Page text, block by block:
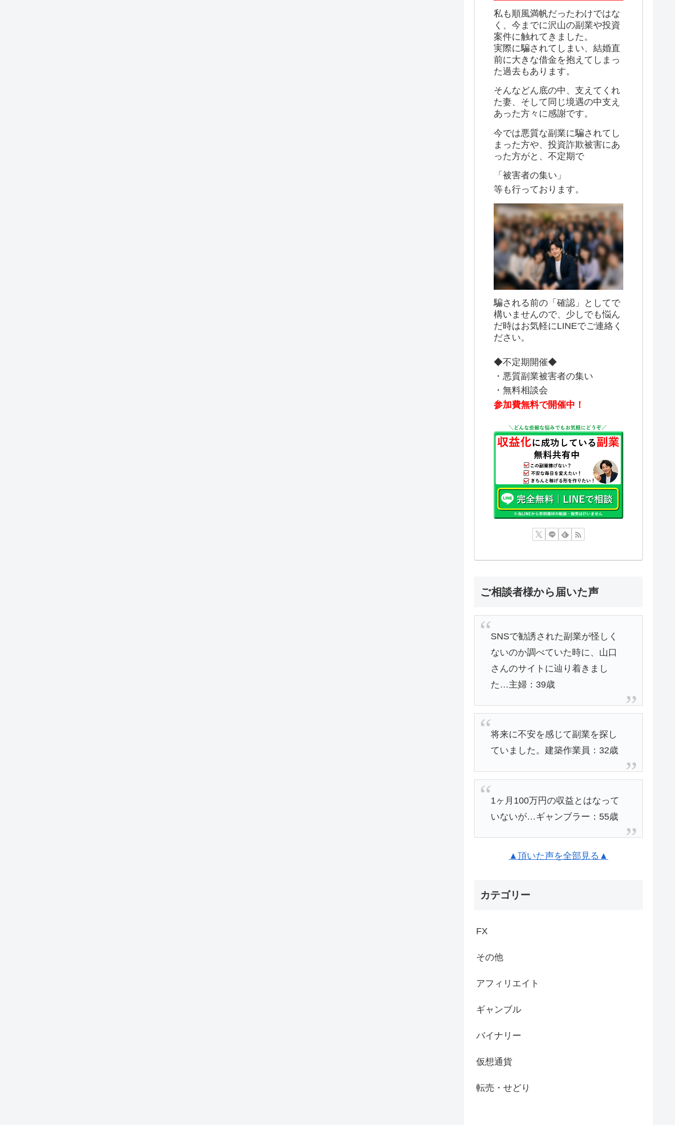
私も順風満帆だったわけではな
く、今までに沢山の副業や投資
案件に触れてきました。
実際に騙されてしまい、結婚直
前に大きな借金を抱えてしまっ
た過去もあります。
そんなどん底の中、支えてくれ
た妻、そして同じ境遇の中支え
あった方々に感謝です。
今では悪質な副業に騙されてし
まった方や、投資詐欺被害にあ
った方がと、不定期で
「被害者の集い」
等も行っております。
騙される前の「確認」としてで
構いませんので、少しでも悩ん
だ時はお気軽にLINEでご連絡く
ださい。
◆不定期開催◆
・悪質副業被害者の集い
・無料相談会
参加費無料で開催中！
ご相談者様から届いた声
SNSで勧誘された副業が怪しく
ないのか調べていた時に、山口
さんのサイトに辿り着きまし
た…主婦：39歳
将来に不安を感じて副業を探し
ていました。建築作業員：32歳
1ヶ月100万円の収益とはなって
いないが…ギャンブラー：55歳
▲頂いた声を全部見る▲
カテゴリー
FX
その他
アフィリエイト
ギャンブル
バイナリー
仮想通貨
転売・せどり